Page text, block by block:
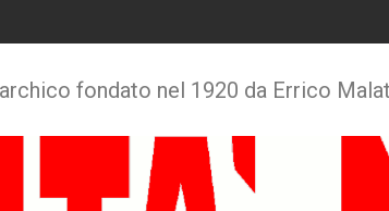
fondato nel 1920 da Errico